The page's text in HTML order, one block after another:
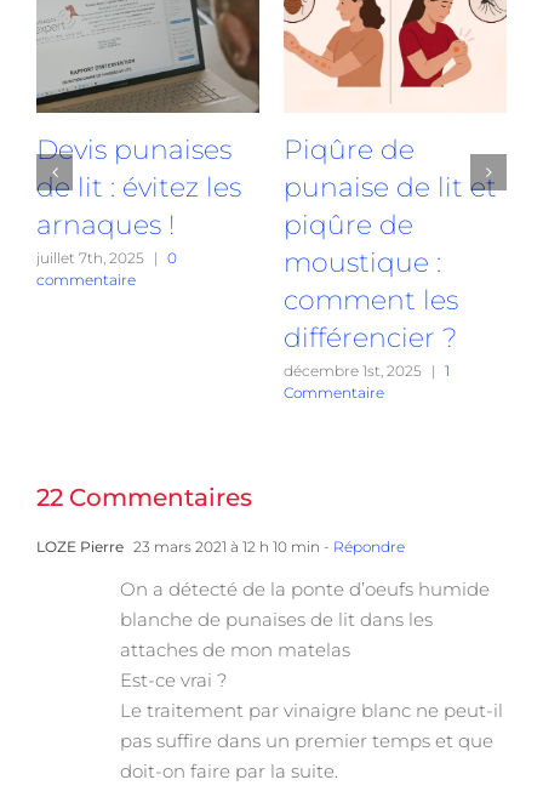
Devis punaises
de lit : évitez les
arnaques !
juillet 7th, 2025 | 0
commentaire
Piqûre de
punaise de lit et
piqûre de
moustique :
comment les
différencier ?
décembre 1st, 2025 | 1
Commentaire
22 Commentaires
LOZE Pierre 23 mars 2021 à 12 h 10 min - Répondre
On a détecté de la ponte d’oeufs humide
blanche de punaises de lit dans les
attaches de mon matelas
Est-ce vrai ?
Le traitement par vinaigre blanc ne peut-il
pas suffire dans un premier temps et que
doit-on faire par la suite.